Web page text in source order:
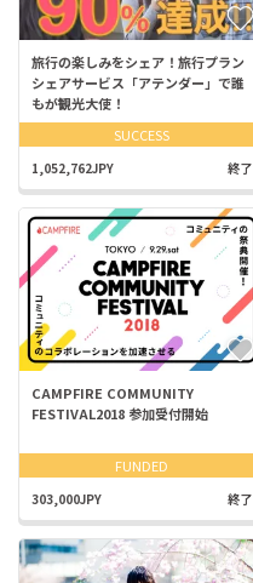
旅行の楽しみをシェア！旅行プラン
シェアサービス「アテンダー」で誰
もが観光大使！
SUCCESS
1,052,762JPY 終了
CAMPFIRE COMMUNITY
FESTIVAL2018 参加受付開始
FUNDED
303,000JPY 終了